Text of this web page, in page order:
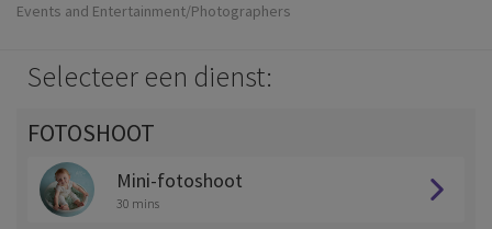
Events and Entertainment/Photographers
Selecteer een dienst:
FOTOSHOOT
Mini-fotoshoot
30 mins